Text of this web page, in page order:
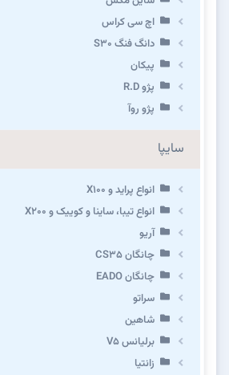
اچ سی کراس
دانگ فنگ S30
پیکان
پژو R.D
پژو روآ
سایپا
انواع پراید و X100
انواع تیبا، ساینا و کوییک و X200
آریو
چانگان CS35
چانگان EADO
سراتو
شاهین
برلیانس V5
زانتیا